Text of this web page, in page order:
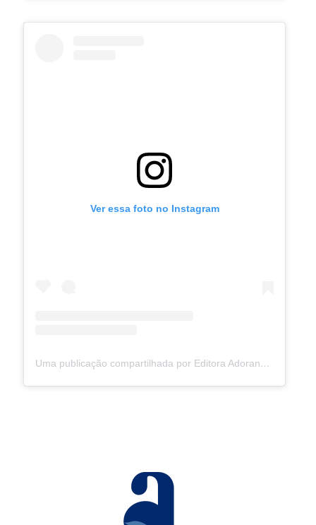
Ver essa foto no Instagram
Uma publicação compartilhada por Editora Adorando (@adorando)